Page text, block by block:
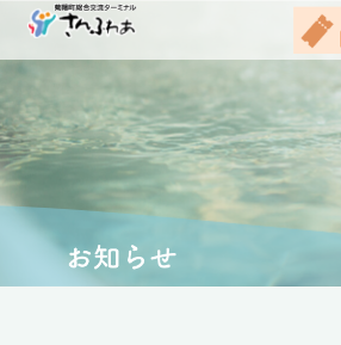
さんさんの湯
お食事処 さん膳
健康増進施設 にん